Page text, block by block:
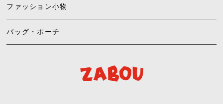
ファッション小物
バッグ・ポーチ